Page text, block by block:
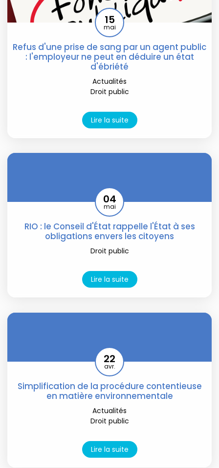
Refus d'une prise de sang par un agent public
: l'employeur ne peut en déduire un état
d'ébriété
15
mai
Actualités
Droit public
Lire la suite
RIO : le Conseil d'État rappelle l'État à ses
obligations envers les citoyens
04
mai
Droit public
Lire la suite
Simplification de la procédure contentieuse
en matière environnementale
22
avr.
Actualités
Droit public
Lire la suite